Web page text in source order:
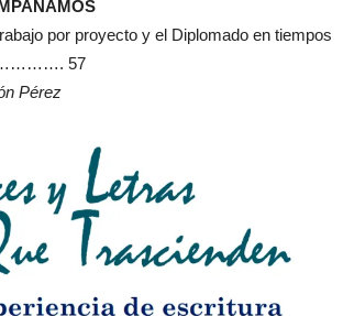
por proyecto y el Diplomado en tiempos
57
Pérez